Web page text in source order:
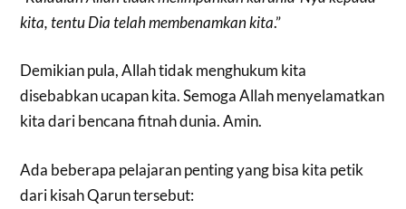
kita, tentu Dia telah membenamkan kita.”
Demikian pula, Allah tidak menghukum kita
disebabkan ucapan kita. Semoga Allah menyelamatkan
kita dari bencana fitnah dunia. Amin.
Ada beberapa pelajaran penting yang bisa kita petik
dari kisah Qarun tersebut: